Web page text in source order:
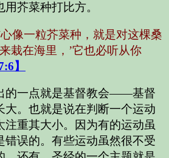
芥菜种打比方。
像一粒芥菜种，就是对这棵桑
栽在海里，’它也必听从你
】
的一点就是基督教会——基督
。也就是说在判断一个运动
注重其大小。因为有的运动虽
错误的。有些运动虽然很不受